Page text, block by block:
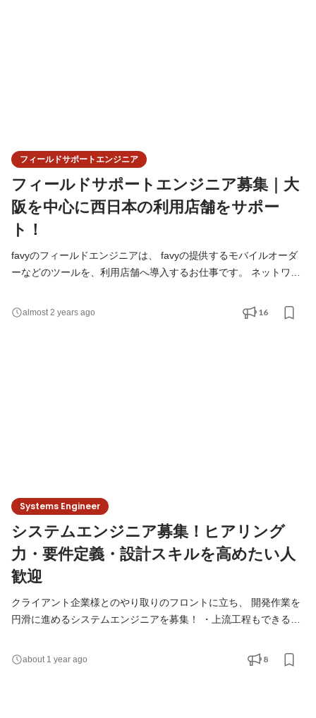
フィールドサポートエンジニア
フィールドサポートエンジニア募集｜大
阪を中心に西日本の利用店舗をサポー
ト！
favyのフィールドエンジニアは、 favyの提供するモバイルオーダ
ーなどのツールを、利用店舗へ導入するお仕事です。 ネットワー
するので、 コーディングの知識や経験は、無くてもOK。 PCに向
き合うだけではなく、直接サポートに出向くことも多いポジショ
almost 2 years ago 16
Systems Engineer
システムエンジニア募集！ヒアリング
力・要件定義・設計スキルを高めたい人
歓迎
クライアント企業様とのやり取りのフロントに立ち、 開発作業を
円滑に進めるシステムエンジニアを募集！ ・上流工程もできるよ
ってみたい！ そんな方へ。 まずは一度お話ししてみませんか？
about 1 year ago 8